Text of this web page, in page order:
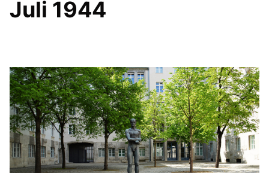
VEREINIGUNGEN UND SONDERORGANISATIONEN
LANDESFACHAUSSCHÜSSE
IM LANDTAG
IN DER LANDESREGIERUNG
IM BUNDESTAG
IM EUROPÄISCHEN PARLAMENT
Juli 1944